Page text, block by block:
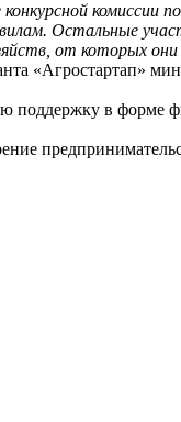
конкурсной
Остальные
от которых
«Агростартап»
поддержку в форме